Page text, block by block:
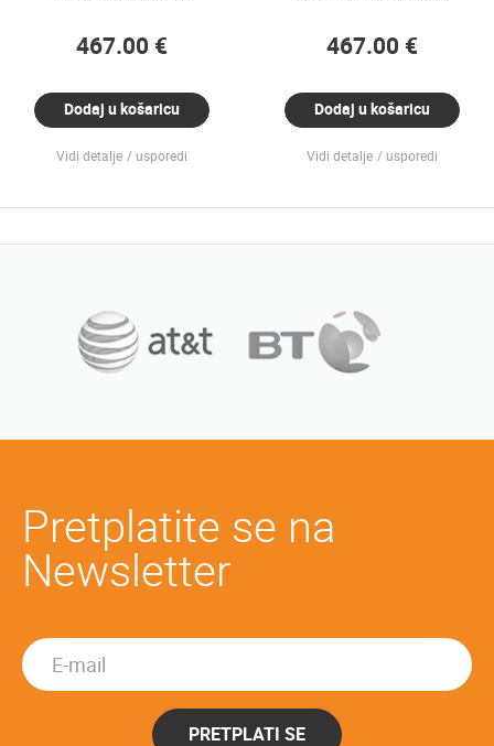
467.00 €
Dodaj u košaricu
Vidi detalje usporedi
467.00 €
Dodaj u košaricu
Vidi detalje usporedi
Pretplatite se na
Newsletter
PRETPLATI SE